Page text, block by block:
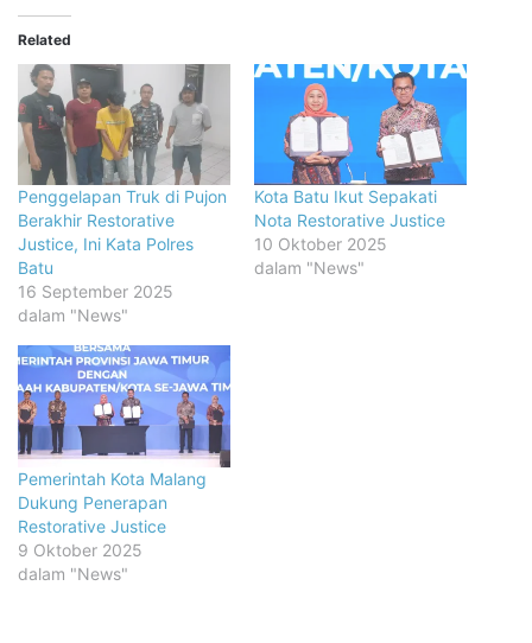
Related
Penggelapan Truk di Pujon
Berakhir Restorative
Justice, Ini Kata Polres
Batu
16 September 2025
dalam "News"
Kota Batu Ikut Sepakati
Nota Restorative Justice
10 Oktober 2025
dalam "News"
Pemerintah Kota Malang
Dukung Penerapan
Restorative Justice
9 Oktober 2025
dalam "News"